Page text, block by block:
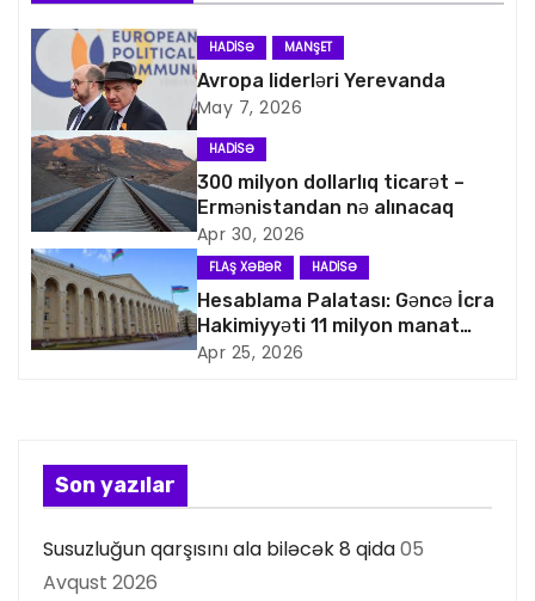
n
a
v
i
q
a
s
a
ı
HADISƏ MANŞET
Avropa liderləri Yerevanda
May 7, 2026
HADISƏ
300 milyon dollarlıq ticarət –
Ermənistandan nə alınacaq
Apr 30, 2026
FLAŞ XƏBƏR HADISƏ
Hesablama Palatası: Gəncə İcra
Hakimiyyəti 11 milyon manat
artıq xərcləyib
Apr 25, 2026
Son yazılar
Susuzluğun qarşısını ala biləcək 8 qida05
Avqust 2026